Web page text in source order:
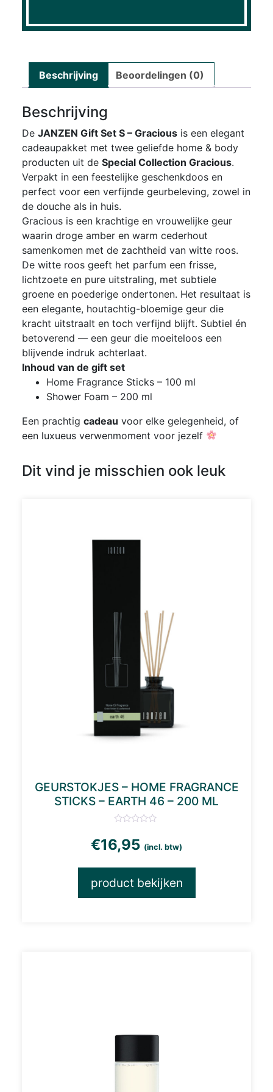
Beschrijving Beoordelingen (0)
Beschrijving
De JANZEN Gift Set S – Graciousis een elegant
cadeaupakket met twee geliefde home & body
producten uit de Special Collection Gracious.
Verpakt in een feestelijke geschenkdoos en
perfect voor een verfijnde geurbeleving, zowel in
de douche als in huis.
Gracious is een krachtige en vrouwelijke geur
waarin droge amber en warm cederhout
samenkomen met de zachtheid van witte roos.
De witte roos geeft het parfum een frisse,
lichtzoete en pure uitstraling, met subtiele
groene en poederige ondertonen. Het resultaat is
een elegante, houtachtig-bloemige geur die
kracht uitstraalt en toch verfijnd blijft. Subtiel én
betoverend — een geur die moeiteloos een
blijvende indruk achterlaat.
Inhoud van de gift set
Home Fragrance Sticks – 100 ml
Shower Foam – 200 ml
Een prachtig cadeau voor elke gelegenheid, of
een luxueus verwenmoment voor jezelf
Dit vind je misschien ook leuk
GEURSTOKJES – HOME FRAGRANCE
STICKS – EARTH 46 – 200 ML
€16,95 (incl. btw)
product bekijken